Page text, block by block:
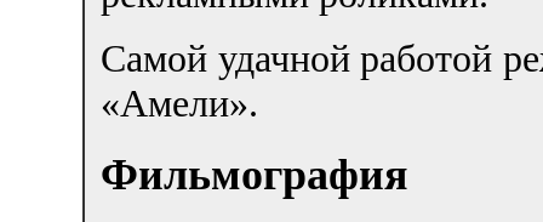
Самой удачной работой
«Амели».
Фильмография